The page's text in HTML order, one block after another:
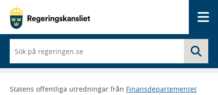
du
börjar
skriva
framträder
Statens offentliga utredningar från Finansdepartementet